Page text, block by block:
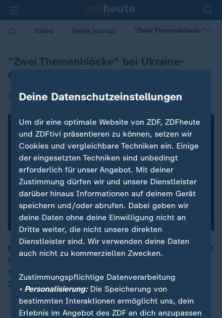
Video heute journal "Zwei Themenblöcke" bei
"Zwei Themenblöcke" bei Ukraine-
Gesprächen
20.12.2025 | 22:45
Beim Treffen in Miami zwischen Vertretern der USA und
Russland gehe es um „die Frage nach
Sicherheitsgarantien“ und „die territoriale Frage“, sagt
ZDF-Korrespondent David Sauer.
Deine Datenschutzeinstellungen
Um dir eine optimale Website von ZDF, ZDFheute
und ZDFtivi präsentieren zu können, setzen wir
Cookies und vergleichbare Techniken ein. Einige
der eingesetzten Techniken sind unbedingt
erforderlich für unser Angebot. Mit deiner
Zustimmung dürfen wir und unsere Dienstleister
darüber hinaus Informationen auf deinem Gerät
speichern und/oder abrufen. Dabei geben wir
deine Daten ohne deine Einwilligung nicht an
Dritte weiter, die nicht unsere direkten
Dienstleister sind. Wir verwenden deine Daten
auch nicht zu kommerziellen Zwecken.
Zustimmungspflichtige Datenverarbeitung
• Personalisierung:Die Speicherung von
bestimmten Interaktionen ermöglicht uns, dein
Erlebnis im Angebot des ZDF an dich anzupassen